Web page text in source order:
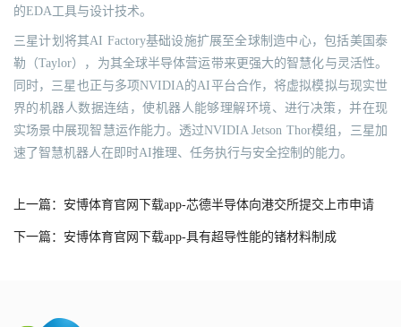
的EDA工具与设计技术。
三星计划将其AI Factory基础设施扩展至全球制造中心，包括美国泰
勒（Taylor），为其全球半导体营运带来更强大的智慧化与灵活性。
同时，三星也正与多项NVIDIA的AI平台合作，将虚拟模拟与现实世
界的机器人数据连结，使机器人能够理解环境、进行决策，并在现
实场景中展现智慧运作能力。透过NVIDIA Jetson Thor模组，三星加
速了智慧机器人在即时AI推理、任务执行与安全控制的能力。
上一篇：安博体育官网下载app-芯德半导体向港交所提交上市申请
下一篇：安博体育官网下载app-具有超导性能的锗材料制成